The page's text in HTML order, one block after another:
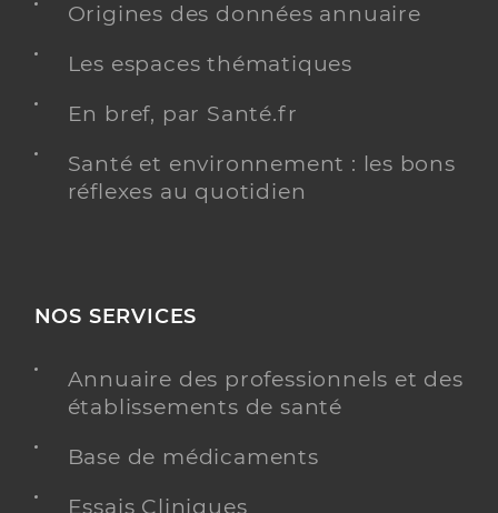
Origines des données annuaire
Les espaces thématiques
En bref, par Santé.fr
Santé et environnement : les bons
réflexes au quotidien
NOS SERVICES
Annuaire des professionnels et des
établissements de santé
Base de médicaments
Essais Cliniques